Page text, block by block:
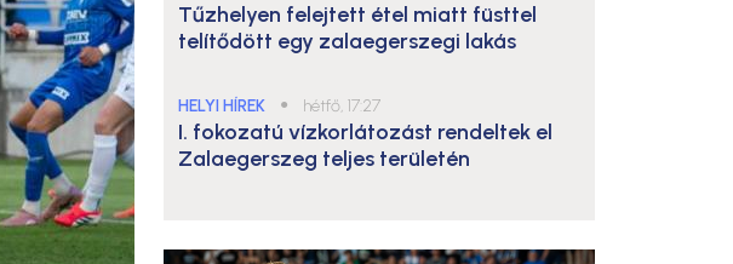
Tűzhelyen felejtett étel miatt füsttel
telítődött egy zalaegerszegi lakás
HELYI HÍREK ● hétfő, 17:27
I. fokozatú vízkorlátozást rendeltek el
Zalaegerszeg teljes területén